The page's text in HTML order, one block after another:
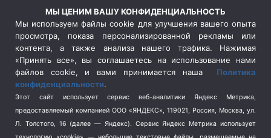
(510)
Сельское хозяйство (3)
Социальная политика
(3)
Спецоперация в Украине
Спецоперация на Украине
(404)
Спорт (740)
Терроризм (1)
МЫ ЦЕНИМ ВАШУ КОНФИДЕНЦИАЛЬНОСТЬ
Мы используем файлы cookie для улучшения вашего опыта
просмотра, показа персонализированной рекламы или
контента, а также анализа нашего трафика. Нажимая
«Принять все», вы соглашаетесь на использование нами
файлов cookie, и вами принимается наша Политика
конфиденциальности.
Этот сайт использует сервис веб-аналитики Яндекс Метрика,
предоставляемый компанией ООО «ЯНДЕКС», 119021, Россия, Москва, ул.
Л. Толстого, 16 (далее — Яндекс). Сервис Яндекс Метрика использует